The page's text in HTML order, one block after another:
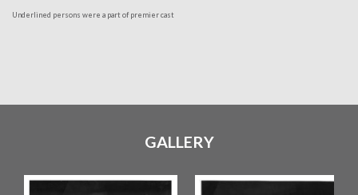
Underlined persons were a part of premier cast
GALLERY